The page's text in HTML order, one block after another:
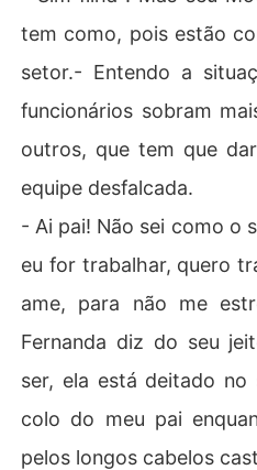
tem como, pois estão
setor.- Entendo a
funcionários sobram
outros, que tem que
equipe desfalcada.
- Ai pai! Não sei como o
eu for trabalhar, quero
ame, para não me
Fernanda diz do seu
ser, ela está deitado
colo do meu pai
pelos longos cabelos